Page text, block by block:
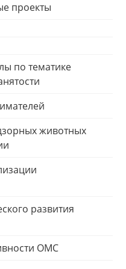
проекты
по тематике
животных
развития
ОМС